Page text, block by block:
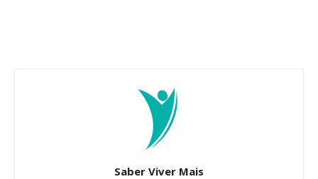
Saber Viver Mais